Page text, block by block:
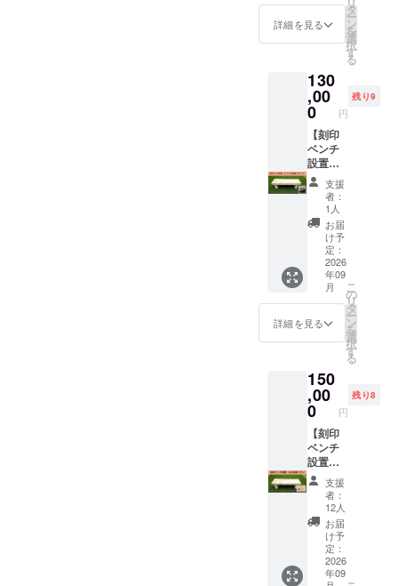
だけの
鉄製オ
くださ
い！ サ
イズ
×縦103
㎜×奥行
50㎜ 重
さ 約
120ｇ
厚さ 2
㎜ ※手
作業で
作成す
るため
若干の
誤差が
出る可
能性が
SUS30
4 文
字 ア
ベッ
ト・数
字の切
り抜き
にて大
文字１
５文字
まで
例
TOYOT
欄に希
望され
体名を
ご記入
くださ
い。
＜例＞
芳名板
株式会
社豊田
スタジ
アム ※
万が
一、天
災など
のやむ
を得な
い理由
で掲出
場所、
なく
なった
場合、
私たち
にでき
る限り
のケア
はさせ
ていた
だきま
すが、
それ以
上の対
応は出
来かね
所に、
名称が
入りま
ルポス
トカ
バーの
名称に
ついて
は白
色・統
一書体
を使
用。）
この
ミニ
ゴール
は芝生
広場に
置くこ
とを想
定して
おり、
に利用
するこ
とがで
きま
す。
また貸
出備品
として
占用利
用も可
能であ
り、グ
ラウン
ドでの
子ども
9月1
日〜使
用不可
ミニ
ゴール
のバッ
クネッ
トには
法人・
団体の
ロゴも
しくは
名称を
プリン
トし、
さらに
上部
ゴール
ポスト
のカ
バー1ヵ
所に、
す。
（ゴー
ルポス
トカ
バーの
名称に
ついて
は白
色・統
一書体
を使
用。）
この
ミニ
ゴール
を設置
しま
す。 掲
2026年
9月1
日〜使
用不可
になる
まで 刻
印方
法：桧
の座面
右下へ
レー
ザー加
工にて
（80㎜
×80㎜の
サイ
ズ） ※
推奨４
段32文
段につ
き８文
字以内
推奨。
（レー
ザー加
工のた
め小さ
い文字
は読み
づらく
なる可
能性が
ござい
詳細を見る
タ
ー
ン
を
選
択
す
る
130
,00
0 円
残り9
【刻印
ベンチ
設置・
個人プ
ラン
ZEBRA
コー
ヒー券
付】 ＜
リター
ン＞ ①
公園内
に記銘
したベ
ンチを
掲出期
間：
2026年
9月1
日〜使
用不可
になる
まで 刻
印方
法：桧
の座面
右下へ
レー
ザー加
工にて
支援
者：
1人
お届
け予
定：
2026
年09
月
詳細を見る
こ
の
リ
タ
ー
ン
を
選
択
す
る
150
,00
0 円
残り8
【刻印
ベンチ
設置・
法人団
体プラ
ン】 ＜
リター
ン内容
＞ ①公
園内に
記銘し
支援
者：
12人
お届
け予
定：
2026
年09